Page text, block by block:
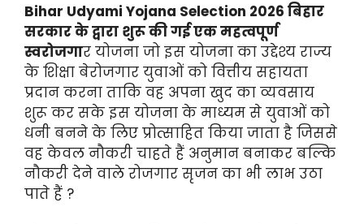
Bihar Udyami Yojana Selection 2026 बिहार
सरकार के द्वारा शुरू की गई एक महत्वपूर्ण
स्वरोजगार योजना जो इस योजना का उद्देश्य राज्य
के शिक्षा बेरोजगार युवाओं को वित्तीय सहायता
प्रदान करना ताकि वह अपना खुद का व्यवसाय
शुरू कर सके इस योजना के माध्यम से युवाओं को
धनी बनने के लिए प्रोत्साहित किया जाता है जिससे
वह केवल नौकरी चाहते हैं अनुमान बनाकर बल्कि
नौकरी देने वाले रोजगार सृजन का भी लाभ उठा
पाते हैं ?